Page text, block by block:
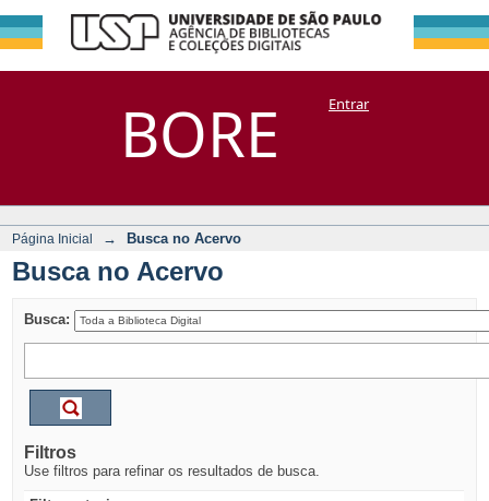
BORE
Busca no Acervo
DSpace/Manakin + CoriscoEntrar
Página Inicial → Busca no Acervo
Busca no Acervo
Busca:
Filtros
Use filtros para refinar os resultados de busca.